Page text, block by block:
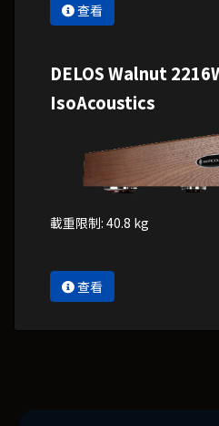
查看
載重限制: 40.8 kg
查看
DELOS Walnut
IsoAcoustics